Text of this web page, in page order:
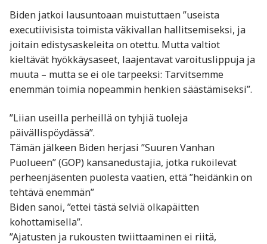
Biden jatkoi lausuntoaan muistuttaen ”useista
executiivisista toimista väkivallan hallitsemiseksi, ja
joitain edistysaskeleita on otettu. Mutta valtiot
kieltävät hyökkäysaseet, laajentavat varoituslippuja ja
muuta – mutta se ei ole tarpeeksi: Tarvitsemme
enemmän toimia nopeammin henkien säästämiseksi”.
”Liian useilla perheillä on tyhjiä tuoleja
päivällispöydässä”.
Tämän jälkeen Biden herjasi ”Suuren Vanhan
Puolueen” (GOP) kansanedustajia, jotka rukoilevat
perheenjäsenten puolesta vaatien, että ”heidänkin on
tehtävä enemmän”
Biden sanoi, ”ettei tästä selviä olkapäitten
kohottamisella”.
”Ajatusten ja rukousten twiittaaminen ei riitä,